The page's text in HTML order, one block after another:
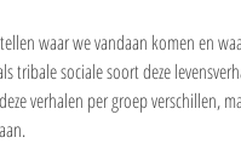
waar we vandaan komen en
tribale sociale soort deze
verhalen per groep verschillen,